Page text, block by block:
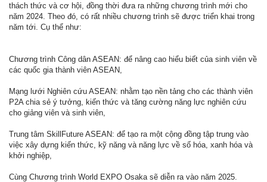
thách thức và cơ hội, đồng thời đưa ra những chương trình mới cho
năm 2024. Theo đó, có rất nhiều chương trình sẽ được triển khai trong
năm tới. Cụ thể như:
Chương trình Công dân ASEAN: để nâng cao hiểu biết của sinh viên về
các quốc gia thành viên ASEAN,
Mạng lưới Nghiên cứu ASEAN: nhằm tạo nền tảng cho các thành viên
P2A chia sẻ ý tưởng, kiến thức và tăng cường năng lực nghiên cứu
cho giảng viên và sinh viên,
Trung tâm SkillFuture ASEAN: để tạo ra một cộng đồng tập trung vào
việc xây dựng kiến thức, kỹ năng và năng lực về số hóa, xanh hóa và
khởi nghiệp,
Cùng Chương trình World EXPO Osaka sẽ diễn ra vào năm 2025.